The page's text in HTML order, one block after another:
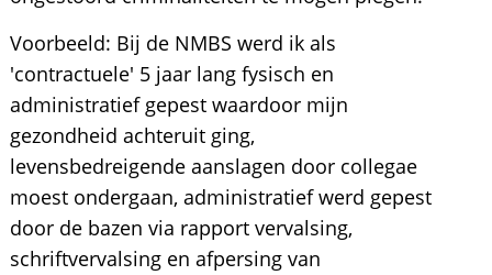
Voorbeeld: Bij de NMBS werd ik als
'contractuele' 5 jaar lang fysisch en
administratief gepest waardoor mijn
gezondheid achteruit ging,
levensbedreigende aanslagen door collegae
moest ondergaan, administratief werd gepest
door de bazen via rapport vervalsing,
schriftvervalsing en afpersing van